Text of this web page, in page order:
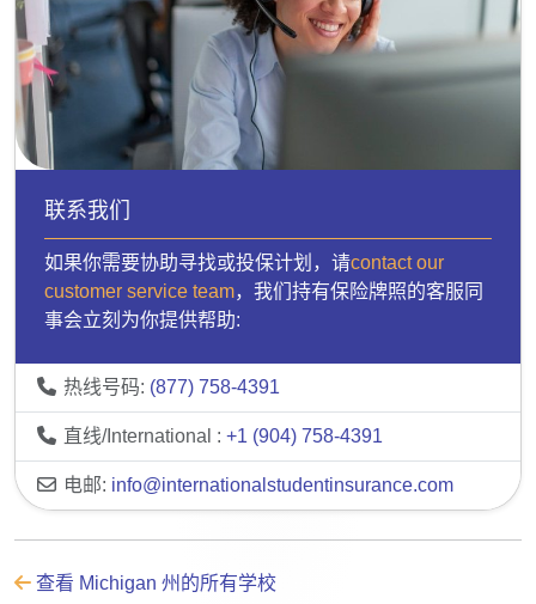
联系我们
如果你需要协助寻找或投保计划，请contact our
customer service team，我们持有保险牌照的客服同
事会立刻为你提供帮助:
热线号码: (877) 758-4391
直线/International : +1 (904) 758-4391
电邮: info@internationalstudentinsurance.com
查看 Michigan 州的所有学校